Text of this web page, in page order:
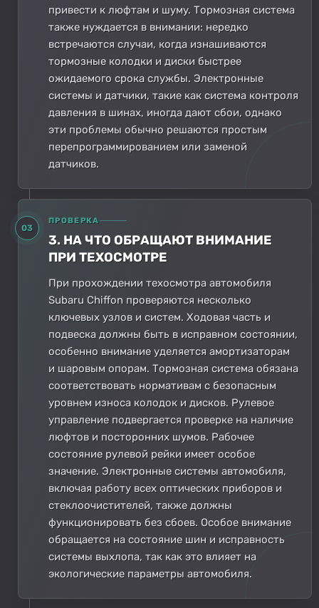
привести к люфтам и шуму. Тормозная система
также нуждается в внимании: нередко
встречаются случаи, когда изнашиваются
тормозные колодки и диски быстрее
ожидаемого срока службы. Электронные
системы и датчики, такие как система контроля
давления в шинах, иногда дают сбои, однако
эти проблемы обычно решаются простым
перепрограммированием или заменой
датчиков.
03
ПРОВЕРКА
3. НА ЧТО ОБРАЩАЮТ ВНИМАНИЕ
ПРИ ТЕХОСМОТРЕ
При прохождении техосмотра автомобиля
Subaru Chiffon проверяются несколько
ключевых узлов и систем. Ходовая часть и
подвеска должны быть в исправном состоянии,
особенно внимание уделяется амортизаторам
и шаровым опорам. Тормозная система обязана
соответствовать нормативам с безопасным
уровнем износа колодок и дисков. Рулевое
управление подвергается проверке на наличие
люфтов и посторонних шумов. Рабочее
состояние рулевой рейки имеет особое
значение. Электронные системы автомобиля,
включая работу всех оптических приборов и
стеклоочистителей, также должны
функционировать без сбоев. Особое внимание
обращается на состояние шин и исправность
системы выхлопа, так как это влияет на
экологические параметры автомобиля.